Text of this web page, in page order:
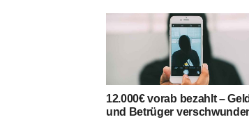
12.000€ vorab bezahlt – Geld
und Betrüger